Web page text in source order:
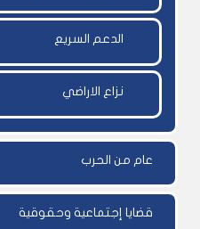
الدعم السريع
نزاع الاراضي
عام من الحرب
قضايا إجتماعية وحقوقية